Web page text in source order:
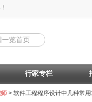
一览首页
行家专栏
> 软件工程程序设计中几种常